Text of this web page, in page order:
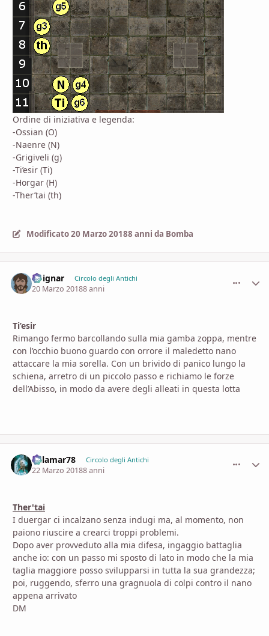
Ordine di iniziativa e legenda:
-Ossian (O)
-Naenre (N)
-Grigiveli (g)
-Ti’esir (Ti)
-Horgar (H)
-Ther’tai (th)
Modificato20 Marzo 20188 anni da Bomba
Voignar Circolo degli Antichi
20 Marzo 20188 anni
Ti’esir
Rimango fermo barcollando sulla mia gamba zoppa, mentre
con l’occhio buono guardo con orrore il maledetto nano
attaccare la mia sorella. Con un brivido di panico lungo la
schiena, arretro di un piccolo passo e richiamo le forze
dell’Abisso, in modo da avere degli alleati in questa lotta
dalamar78 Circolo degli Antichi
22 Marzo 20188 anni
Ther'tai
I duergar ci incalzano senza indugi ma, al momento, non
paiono riuscire a crearci troppi problemi.
Dopo aver provveduto alla mia difesa, ingaggio battaglia
anche io: con un passo mi sposto di lato in modo che la mia
taglia maggiore posso svilupparsi in tutta la sua grandezza;
poi, ruggendo, sferro una gragnuola di colpi contro il nano
appena arrivato
DM